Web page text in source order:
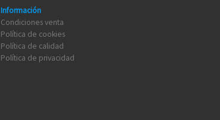
Información
Condiciones venta
Política de cookies
Política de calidad
Política de privacidad